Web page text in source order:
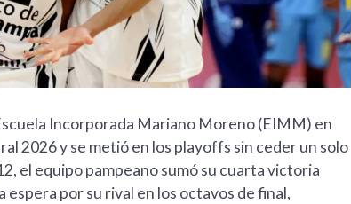
Incorporada Mariano Moreno (EIMM) en
2026 y se metió en los playoffs sin ceder un solo
el equipo pampeano sumó su cuarta victoria
espera por su rival en los octavos de final,